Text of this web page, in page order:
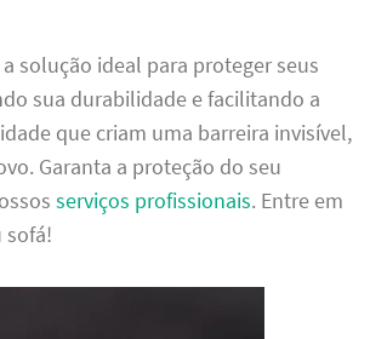
a solução ideal para proteger seus
sua durabilidade e facilitando a
que criam uma barreira invisível,
Garanta a proteção do seu
serviços profissionais. Entre em
sofá!